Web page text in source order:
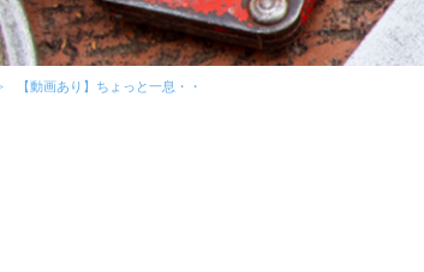
【動画あり】ちょっと一息・・